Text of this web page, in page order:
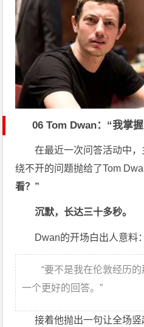
06 Tom Dwan：“我掌
在最近一次问答活动中
绕不开的问题抛给了Tom
看？”
沉默，长达三十多秒。
Dwan的开场白出人意料：
“要不是我在伦敦经历
一个更好的回答。”
接着他抛出一句让全场竖